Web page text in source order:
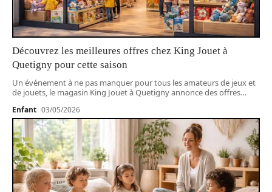
Découvrez les meilleures offres chez King Jouet à
Quetigny pour cette saison
Un événement à ne pas manquer pour tous les amateurs de jeux et
de jouets, le magasin King Jouet à Quetigny annonce des offres…
Enfant 03/05/2026